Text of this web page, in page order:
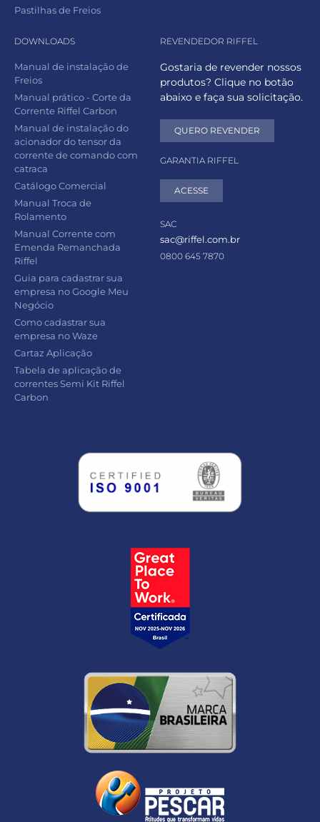
Pastilhas de Freios
DOWNLOADS
Manual de instalação de
Freios
Manual prático - Corte da
Corrente Riffel Carbon
Manual de instalação do
acionador do tensor da
corrente de comando com
catraca
Catálogo Comercial
Manual Troca de
Rolamento
Manual Corrente com
Emenda Remanchada
Riffel
Guia para cadastrar sua
empresa no Google Meu
Negócio
Como cadastrar sua
empresa no Waze
Cartaz Aplicação
Tabela de aplicação de
correntes Semi Kit Riffel
Carbon
REVENDEDOR RIFFEL
Gostaria de revender nossos
produtos? Clique no botão
abaixo e faça sua solicitação.
QUERO REVENDER
GARANTIA RIFFEL
ACESSE
SAC
sac@riffel.com.br
0800 645 7870